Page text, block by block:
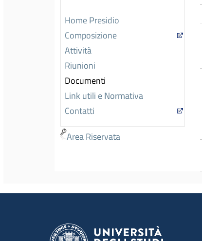
Home Presidio
Composizione
Attività
Riunioni
Documenti
Link utili e Normativa
Contatti
Area Riservata